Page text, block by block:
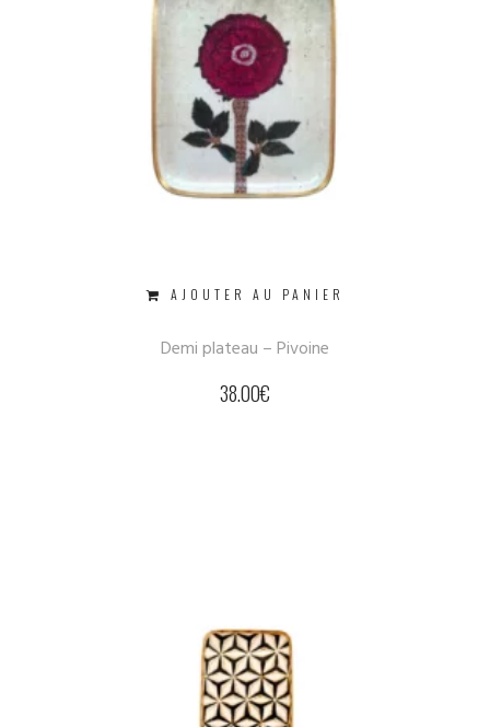
AJOUTER AU PANIER
Demi plateau – Pivoine
38.00€